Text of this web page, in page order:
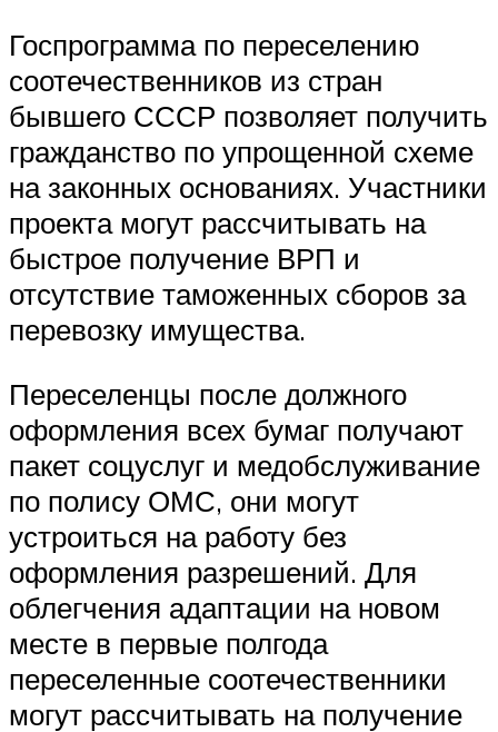
Госпрограмма по переселению
соотечественников из стран
бывшего СССР позволяет получить
гражданство по упрощенной схеме
на законных основаниях. Участники
проекта могут рассчитывать на
быстрое получение ВРП и
отсутствие таможенных сборов за
перевозку имущества.
Переселенцы после должного
оформления всех бумаг получают
пакет соцуслуг и медобслуживание
по полису ОМС, они могут
устроиться на работу без
оформления разрешений. Для
облегчения адаптации на новом
месте в первые полгода
переселенные соотечественники
могут рассчитывать на получение